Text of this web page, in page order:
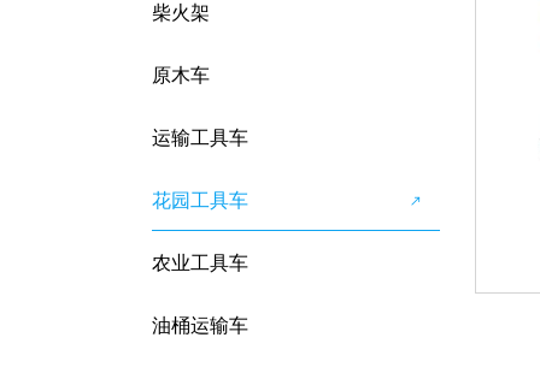
柴火架
原木车
运输工具车
花园工具车
农业工具车
油桶运输车